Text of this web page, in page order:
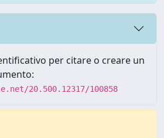
per citare o creare un
20.500.12317/100858